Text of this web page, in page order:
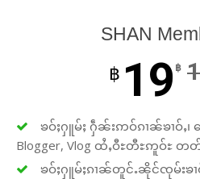
SHAN
฿ 19 ฿
ၶဝ်ႈႁူမ်ႈ ႁဵၼ်းဢဝ်ၵၢၼ်ၶၢဝ်ႇ၊
Blogger, Vlog ထႆႇဝီႊတီႊဢူဝ်ႊ
ၶဝ်ႈႁူမ်ႈၵၢၼ်တူင်ႉၼိုင်ၸုမ်းၶၢ